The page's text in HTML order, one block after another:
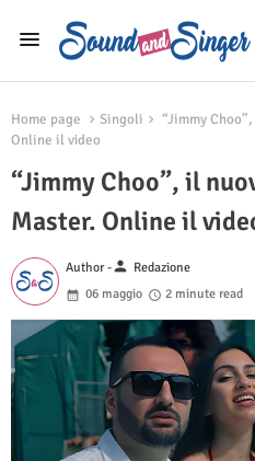
Home page Singoli
“Jimmy
Online il video
“Jimmy Choo”, il
Master. Online il
Author -person Redazione
06 maggio
2 minute read